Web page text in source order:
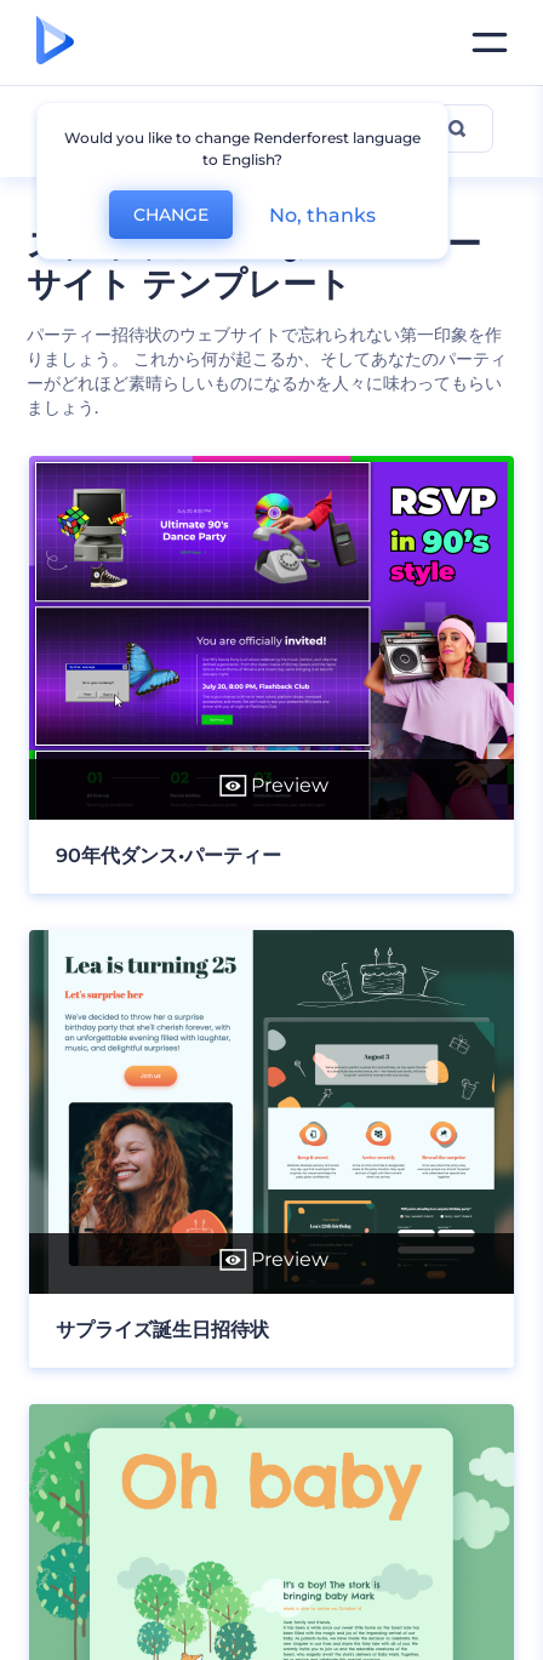
スタイリッシュなパーティー
サイト テンプレート
パーティー招待状のウェブサイトで忘れられない第一印象を作
りましょう。 これから何が起こるか、そしてあなたのパーティ
ーがどれほど素晴らしいものになるかを人々に味わってもらい
ましょう.
パーティ
Preview
90年代ダンス•パーティー
Preview
サプライズ誕生日招待状
Would you like to change Renderforest language
to English?
CHANGE No, thanks